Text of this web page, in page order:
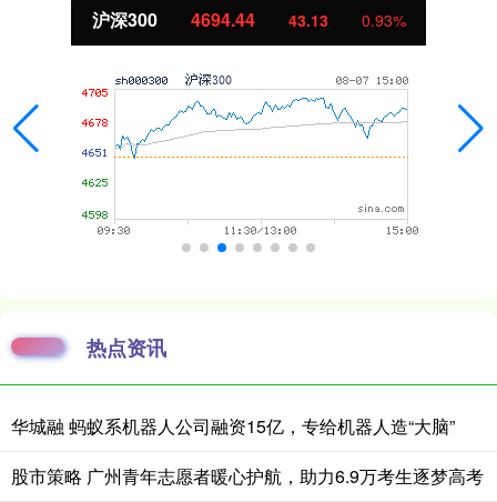
北证50 1134.24 11.37 1.01%
热点资讯
华城融 蚂蚁系机器人公司融资15亿，专给机器人造“大脑”
股市策略 广州青年志愿者暖心护航，助力6.9万考生逐梦高考